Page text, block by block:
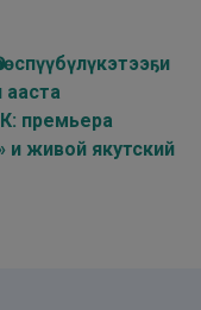
ааста
премьера
и живой якутский